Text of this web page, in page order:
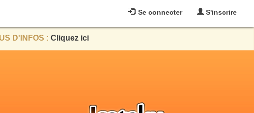
Se connecter S'inscrire
D'INFOS : Cliquez ici